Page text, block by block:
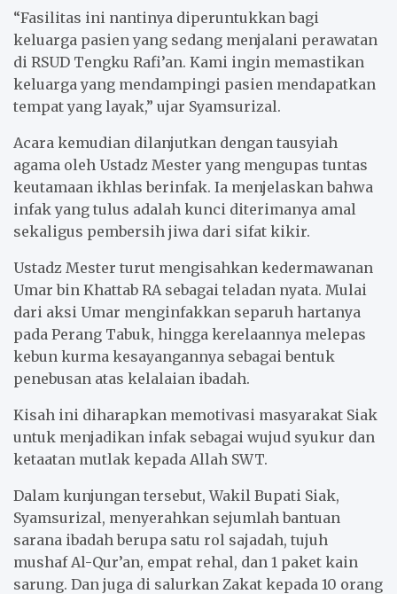
“Fasilitas ini nantinya diperuntukkan bagi
keluarga pasien yang sedang menjalani perawatan
di RSUD Tengku Rafi’an. Kami ingin memastikan
keluarga yang mendampingi pasien mendapatkan
tempat yang layak,” ujar Syamsurizal.
Acara kemudian dilanjutkan dengan tausyiah
agama oleh Ustadz Mester yang mengupas tuntas
keutamaan ikhlas berinfak. Ia menjelaskan bahwa
infak yang tulus adalah kunci diterimanya amal
sekaligus pembersih jiwa dari sifat kikir.
Ustadz Mester turut mengisahkan kedermawanan
Umar bin Khattab RA sebagai teladan nyata. Mulai
dari aksi Umar menginfakkan separuh hartanya
pada Perang Tabuk, hingga kerelaannya melepas
kebun kurma kesayangannya sebagai bentuk
penebusan atas kelalaian ibadah.
Kisah ini diharapkan memotivasi masyarakat Siak
untuk menjadikan infak sebagai wujud syukur dan
ketaatan mutlak kepada Allah SWT.
Dalam kunjungan tersebut, Wakil Bupati Siak,
Syamsurizal, menyerahkan sejumlah bantuan
sarana ibadah berupa satu rol sajadah, tujuh
mushaf Al-Qur’an, empat rehal, dan 1 paket kain
sarung. Dan juga di salurkan Zakat kepada 10 orang